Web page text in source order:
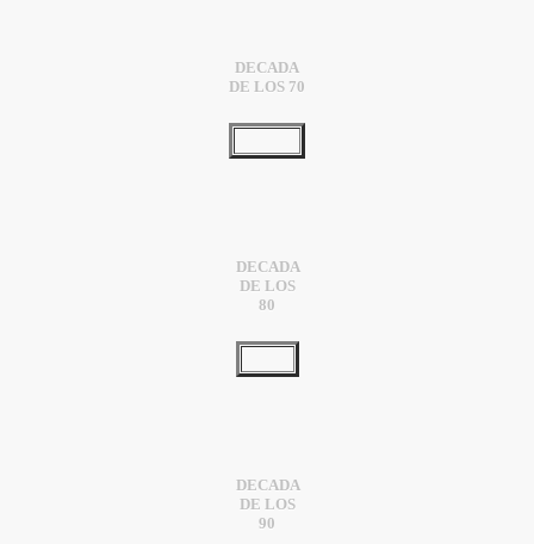
DECADA
DE LOS 70
DECADA
DE LOS
80
DECADA
DE LOS
90